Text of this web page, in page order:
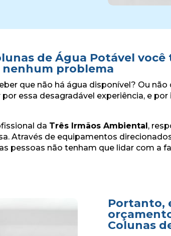
de Água Potável
nenhum problema
que não há água disponível? Ou
essa desagradável experiência, e por
da Três Irmãos Ambiental ,
Através de equipamentos
pessoas não tenham que lidar com a
Portanto,
Colunas